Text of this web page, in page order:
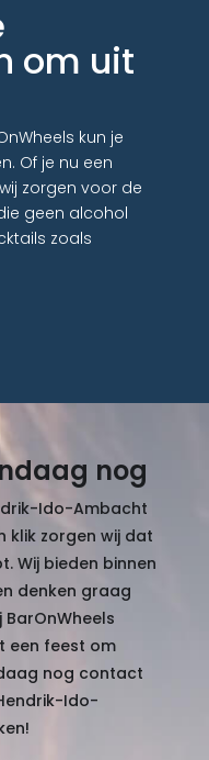
om uit
kun je
Of je nu een
zorgen voor de
geen alcohol
zoals
nog
Ido-Ambacht
klik zorgen wij dat
Wij bieden binnen
denken graag
een feest om
nog contact
Ido-